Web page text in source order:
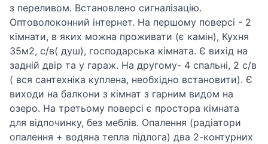
з переливом. Встановлено сигналізацію.
Оптоволоконний інтернет. На першому поверсі - 2
кімнати, в яких можна проживати (є камін), Кухня
35м2, с/в( душ), господарська кімната. Є вихід на
задній двір та у гараж. На другому- 4 спальні, 2 с/в
( вся сантехніка куплена, необхідно встановити). Є
виходи на балкони з кімнат з гарним видом на
озеро. На третьому поверсі є простора кімната
для відпочинку, без меблів. Опалення (радіатори
опалення + водяна тепла підлога) два 2-контурних